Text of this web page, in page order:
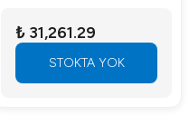
₺ 31,261.29
STOKTA YOK